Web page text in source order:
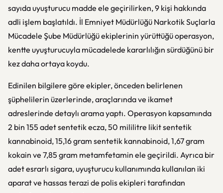
sayıda uyuşturucu madde ele geçirilirken, 9 kişi hakkında
adli işlem başlatıldı. İl Emniyet Müdürlüğü Narkotik Suçlarla
Mücadele Şube Müdürlüğü ekiplerinin yürüttüğü operasyon,
kentte uyuşturucuyla mücadelede kararlılığın sürdüğünü bir
kez daha ortaya koydu.
Edinilen bilgilere göre ekipler, önceden belirlenen
şüphelilerin üzerlerinde, araçlarında ve ikamet
adreslerinde detaylı arama yaptı. Operasyon kapsamında
2 bin 155 adet sentetik ecza, 50 mililitre likit sentetik
kannabinoid, 15,16 gram sentetik kannabinoid, 1,67 gram
kokain ve 7,85 gram metamfetamin ele geçirildi. Ayrıca bir
adet esrarlı sigara, uyuşturucu kullanımında kullanılan iki
aparat ve hassas terazi de polis ekipleri tarafından